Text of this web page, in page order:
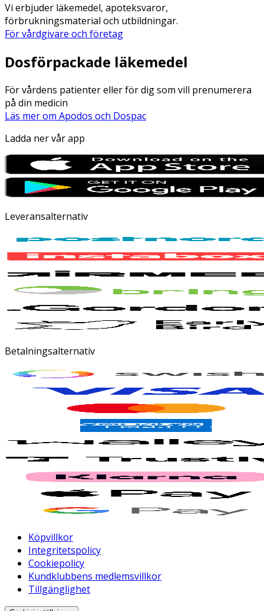
Vi erbjuder läkemedel, apoteksvaror,
förbrukningsmaterial och utbildningar.
För vårdgivare och företag
Dosförpackade läkemedel
För vårdens patienter eller för dig som vill prenumerera
på din medicin
Läs mer om Apodos och Dospac
Ladda ner vår app
Leveransalternativ
Betalningsalternativ
Köpvillkor
Integritetspolicy
Cookiepolicy
Kundklubbens medlemsvillkor
Tillgänglighet